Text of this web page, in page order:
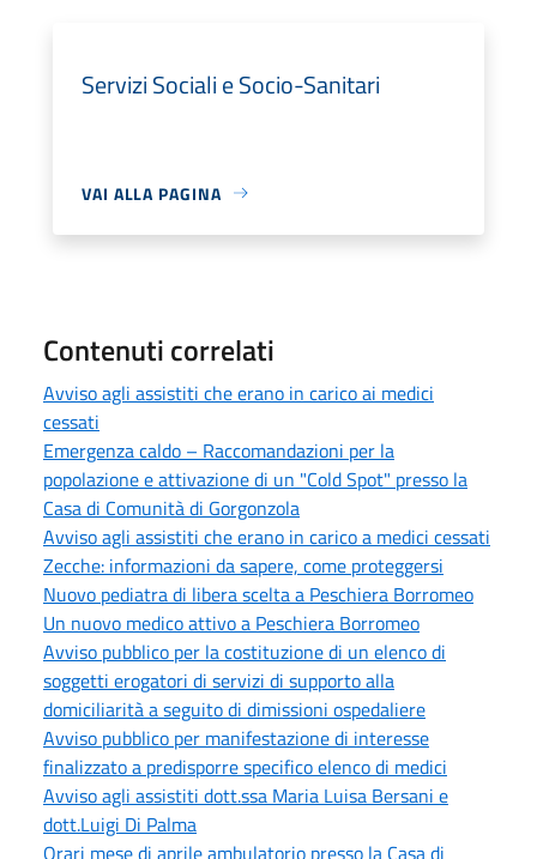
Servizi Sociali e Socio-Sanitari
VAI ALLA PAGINA
Contenuti correlati
Avviso agli assistiti che erano in carico ai medici
cessati
Emergenza caldo – Raccomandazioni per la
popolazione e attivazione di un "Cold Spot" presso la
Casa di Comunità di Gorgonzola
Avviso agli assistiti che erano in carico a medici cessati
Zecche: informazioni da sapere, come proteggersi
Nuovo pediatra di libera scelta a Peschiera Borromeo
Un nuovo medico attivo a Peschiera Borromeo
Avviso pubblico per la costituzione di un elenco di
soggetti erogatori di servizi di supporto alla
domiciliarità a seguito di dimissioni ospedaliere
Avviso pubblico per manifestazione di interesse
finalizzato a predisporre specifico elenco di medici
Avviso agli assistiti dott.ssa Maria Luisa Bersani e
dott.Luigi Di Palma
Orari mese di aprile ambulatorio presso la Casa di